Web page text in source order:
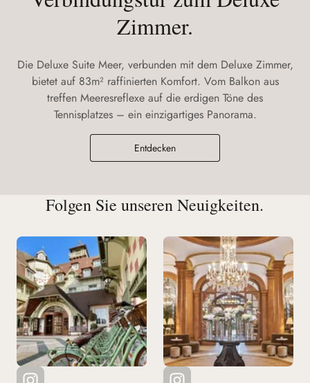
Zimmer.
Die Deluxe Suite Meer, verbunden mit dem Deluxe Zimmer,
bietet auf 83m² raffinierten Komfort. Vom Balkon aus
treffen Meeresreflexe auf die erdigen Töne des
Tennisplatzes – ein einzigartiges Panorama.
Entdecken
Folgen Sie unseren Neuigkeiten.